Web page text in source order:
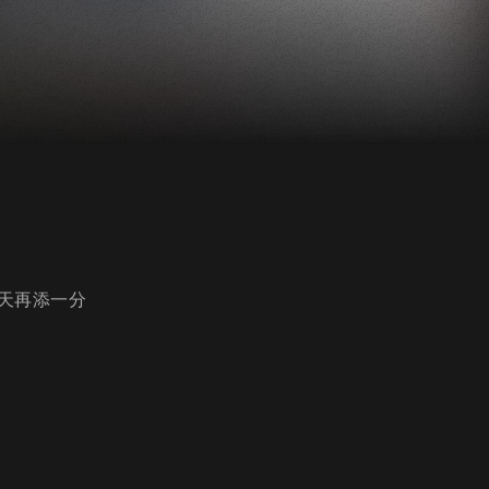
再添一分